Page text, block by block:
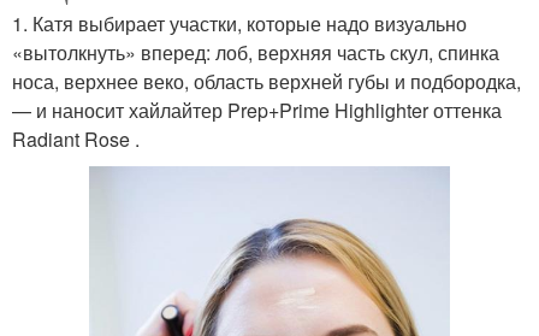
1. Катя выбирает участки, которые надо визуально
«вытолкнуть» вперед: лоб, верхняя часть скул, спинка
носа, верхнее веко, область верхней губы и подбородка,
— и наносит хайлайтер Prep+Prime Highlighter оттенка
Radiant Rose .